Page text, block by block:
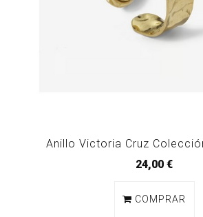
Anillo Victoria Cruz
24,00 €
COMPRAR